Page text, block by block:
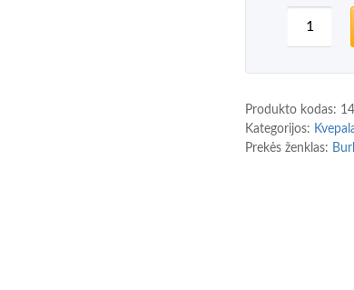
Produkto kodas:
Kategorijos:
Prekės ženklas: